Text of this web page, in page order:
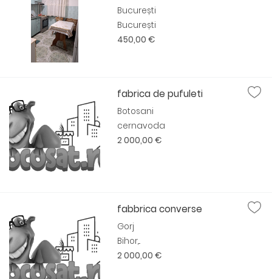
București
București
450,00 €
fabrica de pufuleti
Botosani
cernavoda
2 000,00 €
fabbrica converse
Gorj
Bihor,...
2 000,00 €